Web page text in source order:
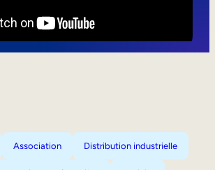
Association Distribution industrielle